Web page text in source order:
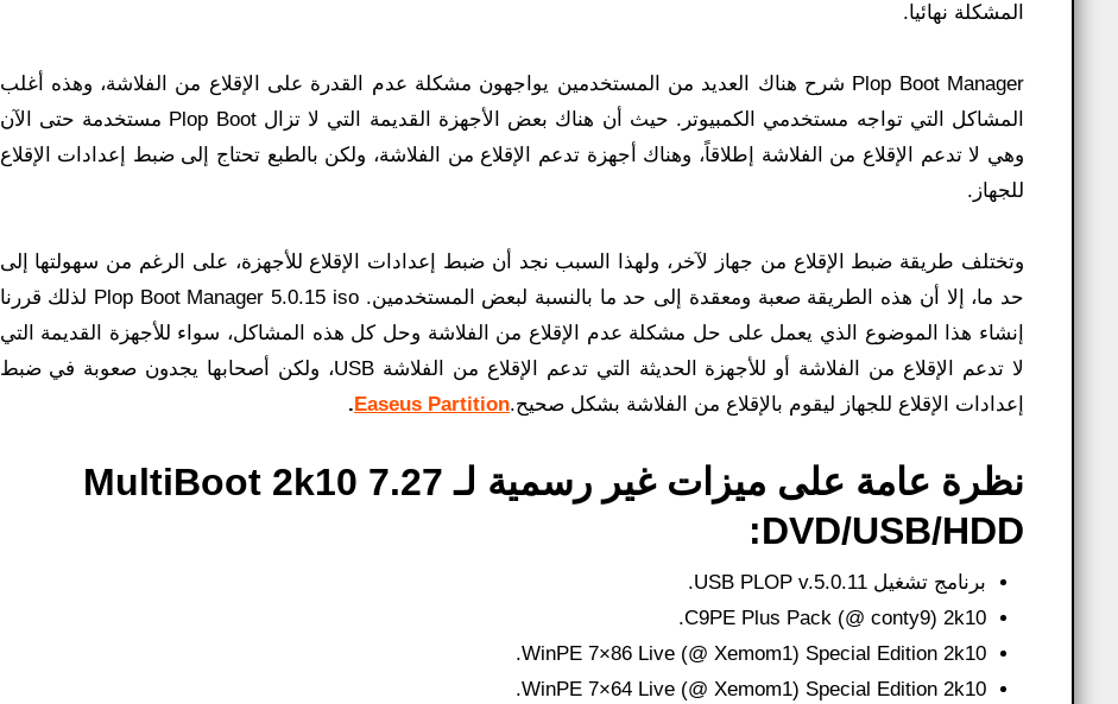
المشكلة نهائيا.
Plop Boot Manager شرح هناك العديد من المستخدمين يواجهون مشكلة عدم القدرة على الإقلاع من الفلاشة، وهذه أغلب
المشاكل التي تواجه مستخدمي الكمبيوتر. حيث أن هناك بعض الأجهزة القديمة التي لا تزال Plop Boot مستخدمة حتى الآن
وهي لا تدعم الإقلاع من الفلاشة إطلاقاً، وهناك أجهزة تدعم الإقلاع من الفلاشة، ولكن بالطبع تحتاج إلى ضبط إعدادات الإقلاع
للجهاز.
وتختلف طريقة ضبط الإقلاع من جهاز لآخر، ولهذا السبب نجد أن ضبط إعدادات الإقلاع للأجهزة، على الرغم من سهولتها إلى
حد ما، إلا أن هذه الطريقة صعبة ومعقدة إلى حد ما بالنسبة لبعض المستخدمين. Plop Boot Manager 5.0.15 iso لذلك قررنا
إنشاء هذا الموضوع الذي يعمل على حل مشكلة عدم الإقلاع من الفلاشة وحل كل هذه المشاكل، سواء للأجهزة القديمة التي
لا تدعم الإقلاع من الفلاشة أو للأجهزة الحديثة التي تدعم الإقلاع من الفلاشة USB، ولكن أصحابها يجدون صعوبة في ضبط
إعدادات الإقلاع للجهاز ليقوم بالإقلاع من الفلاشة بشكل صحيح.Easeus Partition
.
نظرة عامة على ميزات غير رسمية لـ MultiBoot 2k10 7.27
DVD/USB/HDD:
برنامج تشغيل USB PLOP v.5.0.11.
C9PE Plus Pack (@ conty9) 2k10.
WinPE 7×86 Live (@ Xemom1) Special Edition 2k10.
WinPE 7×64 Live (@ Xemom1) Special Edition 2k10.